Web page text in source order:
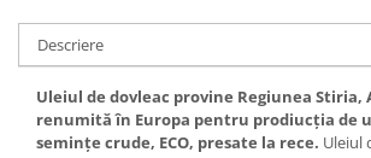
Descriere
Uleiul de dovleac provine Regiunea Stiria,
renumită în Europa pentru prodiucția de
semințe crude, ECO, presate la rece. Uleiul